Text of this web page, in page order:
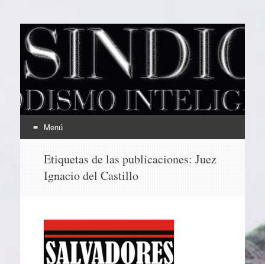
EL SINDICAL
Periodismo Inteligente
Menú
contenido
Etiquetas de las publicaciones: Juez
Ignacio del Castillo